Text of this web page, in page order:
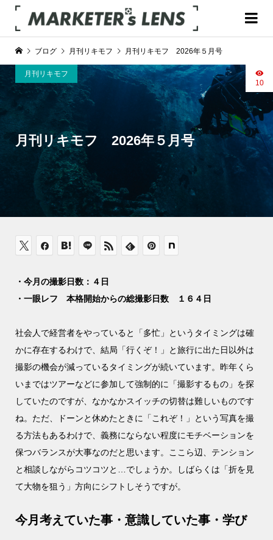
月刊リキモフ 2026年５月号
月刊リキモフ
10
ブログ 月刊リキモフ 月刊リキモフ 2026年５月号
・今月の撮影日数：４日
・一眼レフ 本格開始からの総撮影日数 １６４日
社会人で経営者をやっていると「多忙」というタイミングは確
かに存在するわけで、結局「行くぞ！」と旅行に出た日以外は
撮影の機会が減っているタイミングが続いています。昨年くら
いまではツアーなどに参加して強制的に「撮影するもの」を探
していたのですが、なかなかスイッチの切替は難しいものです
ね。ただ、ドーンと休めたときに「これぞ！」という写真を撮
る方法もあるわけで、義務にならない程度にモチベーションを
保つバランスが大事なのだと思います。ここら辺、テンション
と相談しながらコツコツと…でしょうか。しばらくは「折を見
て大物を狙う」方向にシフトしそうですが。
今月考えていた事・意識していた事・学び